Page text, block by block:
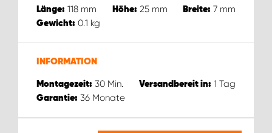
Länge: 118 mm Höhe: 25 mm Breite: 7 mm
Gewicht: 0.1 kg
INFORMATION
Montagezeit: 30 Min. Versandbereit in: 1 Tag
Garantie: 36 Monate